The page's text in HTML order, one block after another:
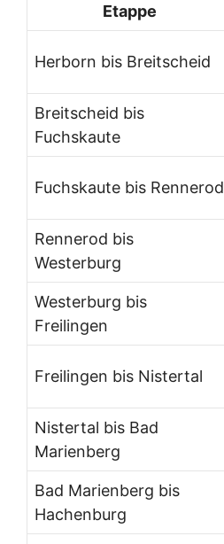
Etappe
Herborn bis Breitscheid
Breitscheid bis
Fuchskaute
Fuchskaute bis Rennerod
Rennerod bis
Westerburg
Westerburg bis
Freilingen
Freilingen bis Nistertal
Nistertal bis Bad
Marienberg
Bad Marienberg bis
Hachenburg